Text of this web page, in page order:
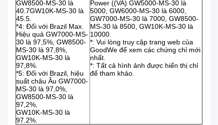
GW8500-MS-30 là
40.7GW10K-MS-30 là
45.5.
*4: Đối với Brazil Max.
Hiệu quả GW7000-MS-
30 là 97,5%, GW8500-
MS-30 là 97,8%,
GW10K-MS-30 là
97,8%.
*5: Đối với Brazil, hiệu
suất châu Âu GW7000-
MS-30 là 97,0%,
GW8500-MS-30 là
97,2%,
GW10K-MS-30 là
97.2%.
Power ((VA) GW5000-MS-30 là
5000, GW6000-MS-30 là 6000,
GW7000-MS-30 là 7000, GW8500-
MS-30 là 8500, GW10K-MS-30 là
10000.
*: Vui lòng truy cập trang web của
GoodWe để xem các chứng chỉ mới
nhất.
*: Tất cả hình ảnh được hiển thị chỉ
để tham khảo.